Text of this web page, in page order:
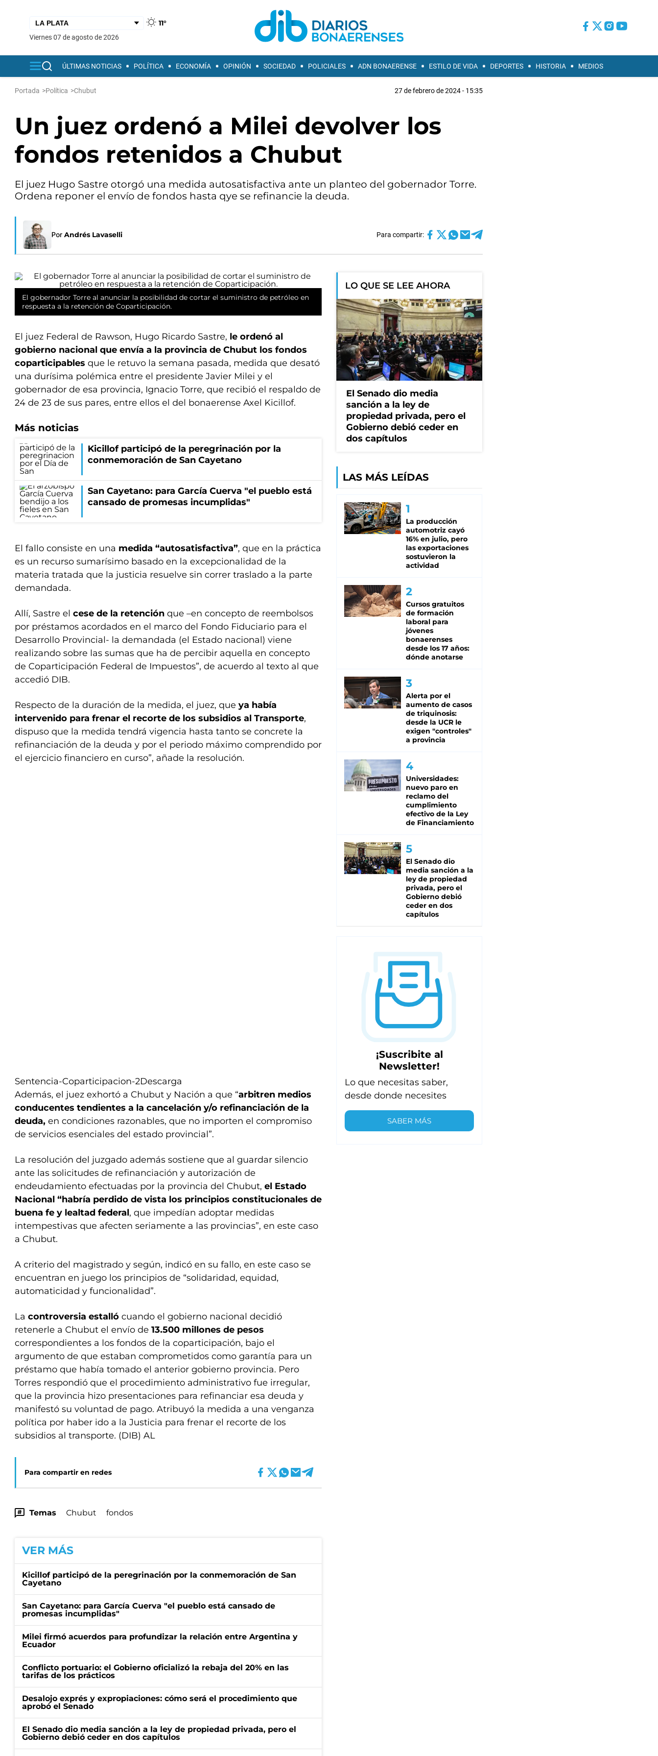
11°
viernes 07 de agosto de 2026
ÚLTIMAS NOTICIAS POLÍTICA ECONOMÍA OPINIÓN SOCIEDAD POLICIALES ADN BONAERENSE ESTILO DE VIDA DEPORTES HISTORIA MEDIOS
Portada >Política >Chubut 27 de febrero de 2024 - 15:35
Un juez ordenó a Milei devolver los
fondos retenidos a Chubut
El juez Hugo Sastre otorgó una medida autosatisfactiva ante un planteo del gobernador Torre.
Ordena reponer el envío de fondos hasta qye se refinancie la deuda.
Por Andrés Lavaselli Para compartir:
El gobernador Torre al anunciar la posibilidad de cortar el suministro de petróleo en
respuesta a la retención de Coparticipación.
El juez Federal de Rawson, Hugo Ricardo Sastre, le ordenó al
gobierno nacional que envía a la provincia de Chubut los fondos
coparticipables que le retuvo la semana pasada, medida que desató
una durísima polémica entre el presidente Javier Milei y el
gobernador de esa provincia, Ignacio Torre, que recibió el respaldo de
24 de 23 de sus pares, entre ellos el del bonaerense Axel Kicillof.
Más noticias
Kicillof participó de la peregrinación por la
conmemoración de San Cayetano
San Cayetano: para García Cuerva "el pueblo está
cansado de promesas incumplidas"
El fallo consiste en una medida “autosatisfactiva”, que en la práctica
es un recurso sumarísimo basado en la excepcionalidad de la
materia tratada que la justicia resuelve sin correr traslado a la parte
demandada.
Allí, Sastre el cese de la retención que –en concepto de reembolsos
por préstamos acordados en el marco del Fondo Fiduciario para el
Desarrollo Provincial- la demandada (el Estado nacional) viene
realizando sobre las sumas que ha de percibir aquella en concepto
de Coparticipación Federal de Impuestos”, de acuerdo al texto al que
accedió DIB.
Respecto de la duración de la medida, el juez, que ya había
intervenido para frenar el recorte de los subsidios al Transporte,
dispuso que la medida tendrá vigencia hasta tanto se concrete la
refinanciación de la deuda y por el periodo máximo comprendido por
el ejercicio financiero en curso”, añade la resolución.
Sentencia-Coparticipacion-2Descarga
Además, el juez exhortó a Chubut y Nación a que “arbitren medios
conducentes tendientes a la cancelación y/o refinanciación de la
deuda, en condiciones razonables, que no importen el compromiso
de servicios esenciales del estado provincial”.
La resolución del juzgado además sostiene que al guardar silencio
ante las solicitudes de refinanciación y autorización de
endeudamiento efectuadas por la provincia del Chubut, el Estado
Nacional “habría perdido de vista los principios constitucionales de
buena fe y lealtad federal, que impedían adoptar medidas
intempestivas que afecten seriamente a las provincias”, en este caso
a Chubut.
A criterio del magistrado y según, indicó en su fallo, en este caso se
encuentran en juego los principios de “solidaridad, equidad,
automaticidad y funcionalidad”.
La controversia estalló cuando el gobierno nacional decidió
retenerle a Chubut el envío de 13.500 millones de pesos
correspondientes a los fondos de la coparticipación, bajo el
argumento de que estaban comprometidos como garantía para un
préstamo que había tomado el anterior gobierno provincia. Pero
Torres respondió que el procedimiento administrativo fue irregular,
que la provincia hizo presentaciones para refinanciar esa deuda y
manifestó su voluntad de pago. Atribuyó la medida a una venganza
política por haber ido a la Justicia para frenar el recorte de los
subsidios al transporte. (DIB) AL
Para compartir en redes
Temas Chubut fondos
VER MÁS
Kicillof participó de la peregrinación por la conmemoración de San
Cayetano
San Cayetano: para García Cuerva "el pueblo está cansado de
promesas incumplidas"
Milei firmó acuerdos para profundizar la relación entre Argentina y
Ecuador
Conflicto portuario: el Gobierno oficializó la rebaja del 20% en las
tarifas de los prácticos
Desalojo exprés y expropiaciones: cómo será el procedimiento que
aprobó el Senado
El Senado dio media sanción a la ley de propiedad privada, pero el
Gobierno debió ceder en dos capítulos
LO QUE SE LEE AHORA
El Senado dio media
sanción a la ley de
propiedad privada, pero el
Gobierno debió ceder en
dos capítulos
LAS MÁS LEÍDAS
La producción
automotriz cayó
16% en julio, pero
las exportaciones
sostuvieron la
actividad
Cursos gratuitos
de formación
laboral para
jóvenes
bonaerenses
desde los 17 años:
dónde anotarse
Alerta por el
aumento de casos
de triquinosis:
desde la UCR le
exigen "controles"
a provincia
Universidades:
nuevo paro en
reclamo del
cumplimiento
efectivo de la Ley
de Financiamiento
El Senado dio
media sanción a la
ley de propiedad
privada, pero el
Gobierno debió
ceder en dos
capítulos
¡Suscribite al
Newsletter!
Lo que necesitas saber,
desde donde necesites
SABER MÁS